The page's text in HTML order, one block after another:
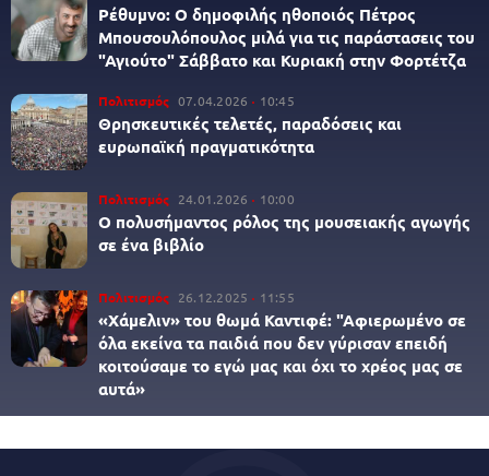
Ρέθυμνο: Ο δημοφιλής ηθοποιός Πέτρος
Μπουσουλόπουλος μιλά για τις παράστασεις του
"Αγιούτο" Σάββατο και Κυριακή στην Φορτέτζα
Πολιτισμός 07.04.2026 10:45
Θρησκευτικές τελετές, παραδόσεις και
ευρωπαϊκή πραγματικότητα
Πολιτισμός 24.01.2026 10:00
Ο πολυσήμαντος ρόλος της μουσειακής αγωγής
σε ένα βιβλίο
Πολιτισμός 26.12.2025 11:55
«Χάμελιν» του θωμά Καντιφέ: "Αφιερωμένο σε
όλα εκείνα τα παιδιά που δεν γύρισαν επειδή
κοιτούσαμε το εγώ μας και όχι το χρέος μας σε
αυτά»